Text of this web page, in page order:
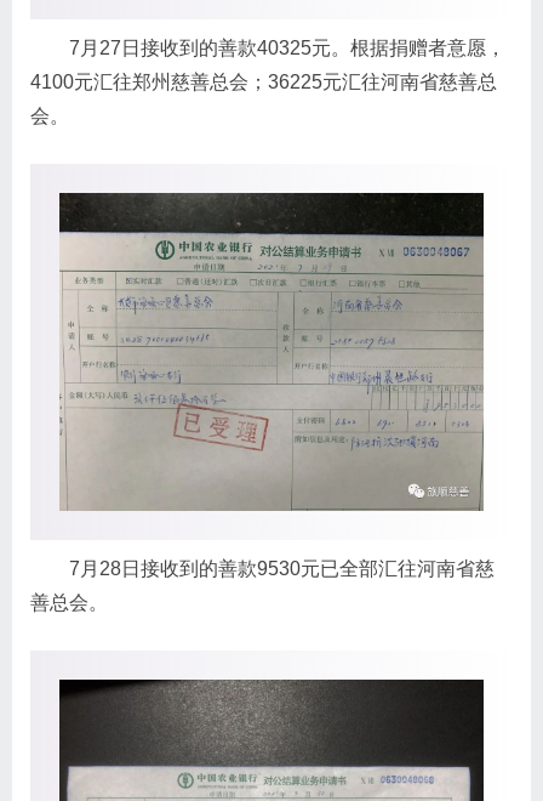
7月27日接收到的善款40325元。根据捐赠者意愿，
4100元汇往郑州慈善总会；36225元汇往河南省慈善总
会。
7月28日接收到的善款9530元已全部汇往河南省慈
善总会。